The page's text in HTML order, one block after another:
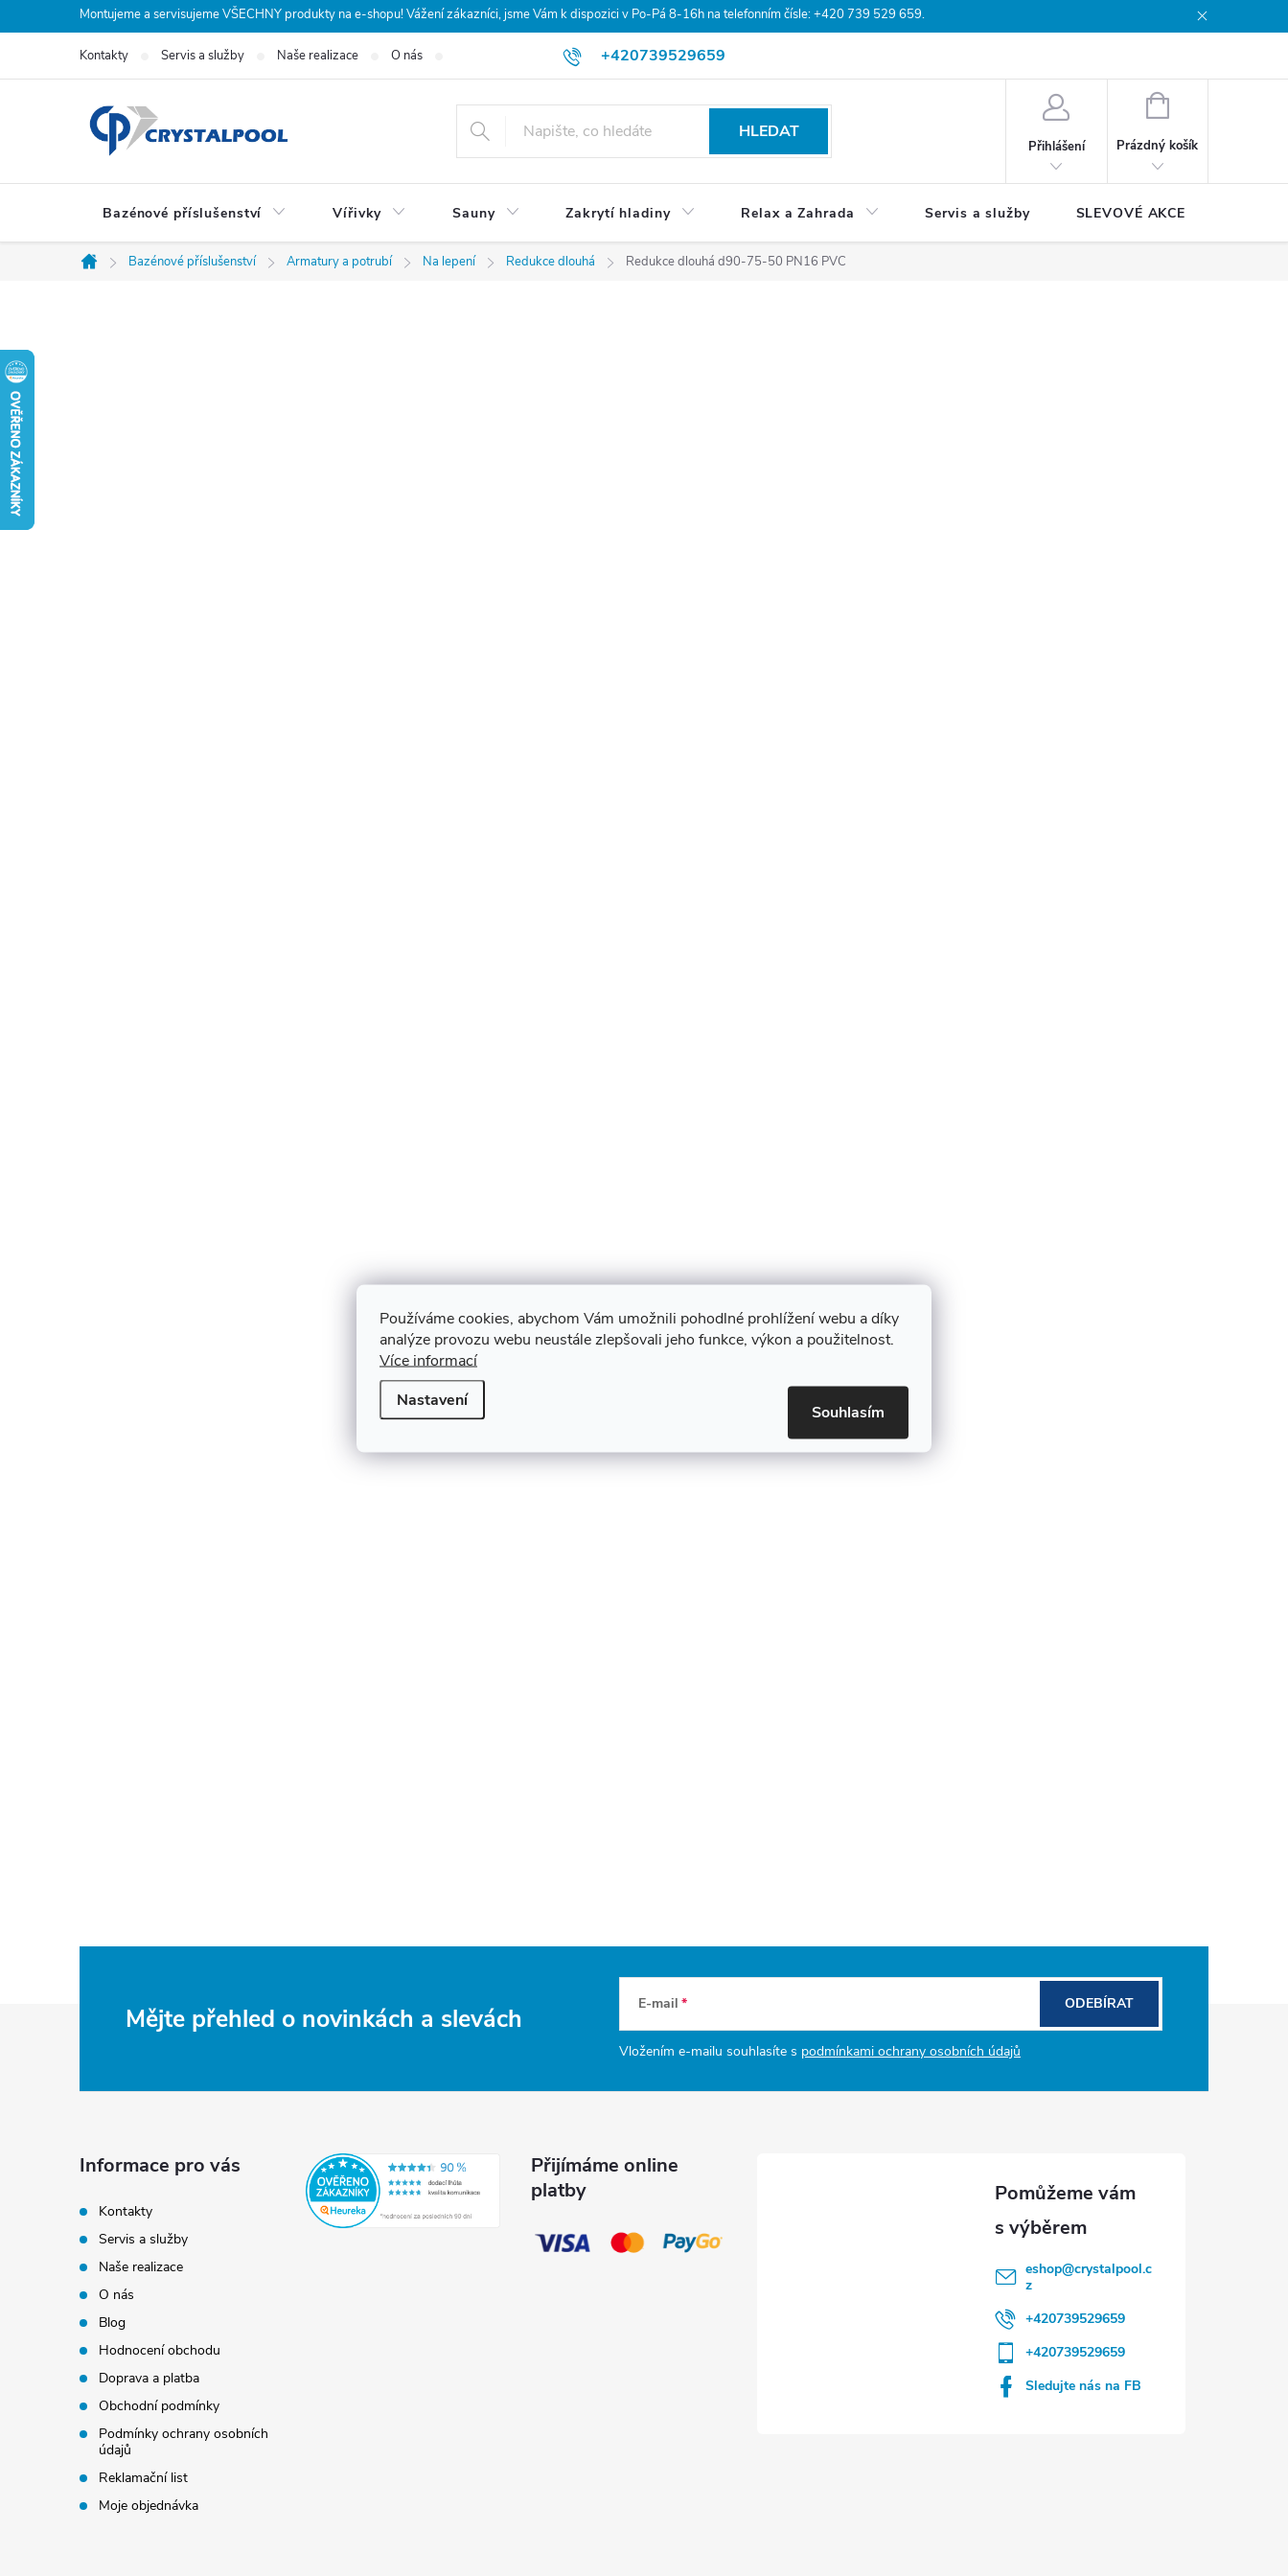
Používáme cookies, abychom Vám umožnili pohodlné prohlížení webu a díky
analýze provozu webu neustále zlepšovali jeho funkce, výkon a použitelnost.
Více informací
Nastavení
Souhlasím
na
Montujeme a servisujeme VŠECHNY produkty na e-shopu! Vážení zákazníci, jsme Vám k dispozici v Po-Pá 8-16h na telefonním čísle: +420 739 529 659.
+420739529659
Kontakty Servis a služby Naše realizace O nás Hodnocení obchodu Doprava a platba
HLEDAT
Přihlášení
NÁKUPNÍ
Prázdný košík
Bazénové příslušenství Vířivky Sauny Zakrytí hladiny Relax a Zahrada Servis a služby SLEVOVÉ AKCE
Domů
Bazénové příslušenství Armatury a potrubí Na lepení Redukce dlouhá Redukce dlouhá d90-75-50 PN16 PVC
Mějte přehled o novinkách a slevách E-mail
Vložením e-mailu souhlasíte s podmínkami ochrany osobních údajů
ODEBÍRAT
Informace pro vás
Kontakty
Servis a služby
Naše realizace
O nás
Blog
Hodnocení obchodu
Doprava a platba
Obchodní podmínky
Podmínky ochrany osobních
údajů
Reklamační list
Moje objednávka
Přijímáme online
platby
eshop@crystalpool.c
z
+420739529659
+420739529659
Sledujte nás na FB